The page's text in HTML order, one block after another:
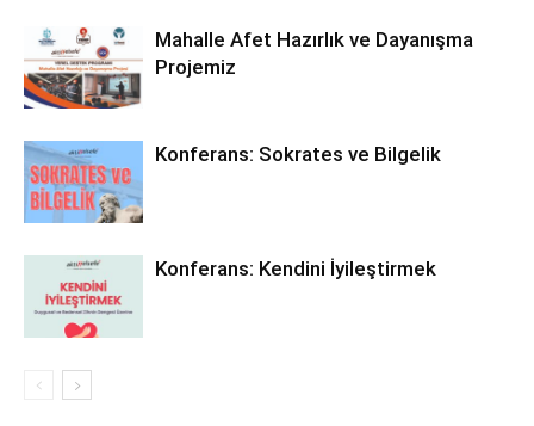
Mahalle Afet Hazırlık ve Dayanışma
Projemiz
Konferans: Sokrates ve Bilgelik
Konferans: Kendini İyileştirmek